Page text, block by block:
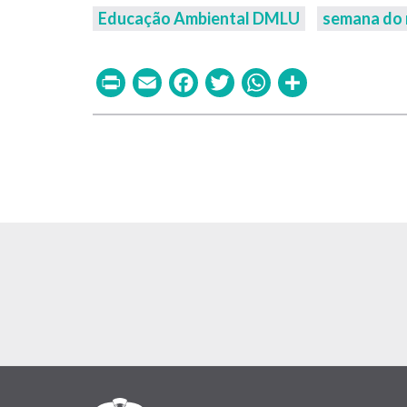
Educação Ambiental DMLU semana
PrintEmailFacebook
TwitterWhatsApp